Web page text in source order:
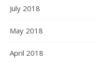
July 2018
May 2018
April 2018